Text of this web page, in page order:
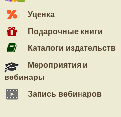
Уценка
Подарочные книги
Каталоги издательств
Мероприятия и
вебинары
Запись вебинаров